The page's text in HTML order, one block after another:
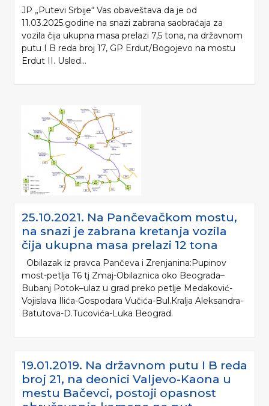
JP „Putevi Srbije“ Vas obaveštava da je od
11.03.2025.godine na snazi zabrana saobraćaja za
vozila čija ukupna masa prelazi 7,5 tona, na državnom
putu I B reda broj 17, GP Erdut/Bogojevo na mostu
Erdut II. Usled...
25.10.2021. Na Pančevačkom mostu,
na snazi je zabrana kretanja vozila
čija ukupna masa prelazi 12 tona
Obilazak iz pravca Pančeva i Zrenjanina:Pupinov
most-petlja T6 tj Zmaj-Obilaznica oko Beograda–
Bubanj Potok–ulaz u grad preko petlje Medaković-
Vojislava Ilića-Gospodara Vučića-Bul.Кralja Aleksandra-
Batutova-D.Tucovića-Luka Beograd.
19.01.2019. Na državnom putu I B reda
broj 21, na deonici Valjevo-Kaona u
mestu Bačevci, postoji opasnost